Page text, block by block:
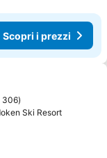
Scopri i prezzi
preferiti
306
Ski Resort